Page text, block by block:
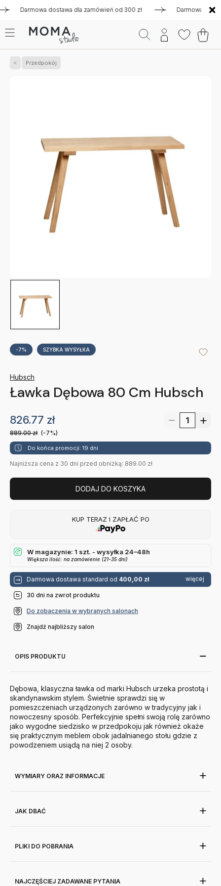
Darmowa dostawa dla zamówień od 300 zł Darmowa dostawa
Przedpokój
-7% SZYBKA WYSYŁKA
Hubsch
Ławka Dębowa 80 Cm Hubsch
826.77 zł
889.00zł (-7%)
Do końca promocji: 19 dni
Najniższa cena z 30 dni przed obniżką: 889.00 zł
DODAJ DO KOSZYKA
KUP TERAZ I ZAPŁAĆ PO
W magazynie: 1 szt. - wysyłka 24–48h
Większa ilość: na zamówienie (21-35 dni)
Darmowa dostawa standard od 400,00 zł więcej
30 dni na zwrot produktu
Do zobaczenia w wybranych salonach
Znajdź najbliższy salon
OPIS PRODUKTU
Dębowa, klasyczna ławka od marki Hubsch urzeka prostotą i
skandynawskim stylem. Świetnie sprawdzi się w
pomieszczeniach urządzonych zarówno w tradycyjny jak i
nowoczesny sposób. Perfekcyjnie spełni swoją rolę zarówno
jako wygodne siedzisko w przedpokoju jak również okaże
się praktycznym meblem obok jadalnianego stołu gdzie z
powodzeniem usiądą na niej 2 osoby.
WYMIARY ORAZ INFORMACJE
JAK DBAĆ
PLIKI DO POBRANIA
NAJCZĘŚCIEJ ZADAWANE PYTANIA